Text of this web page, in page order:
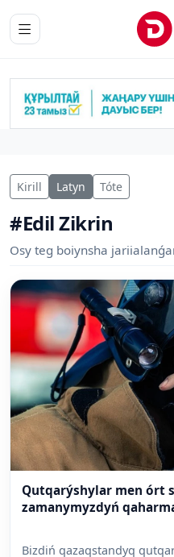
Kirill Latyn Tóte
#Edil Zikrin
Osy teg boiynsha
Qutqarýshylar men órt
zamanymyzdyń
Bizdiń qazaqstandyq